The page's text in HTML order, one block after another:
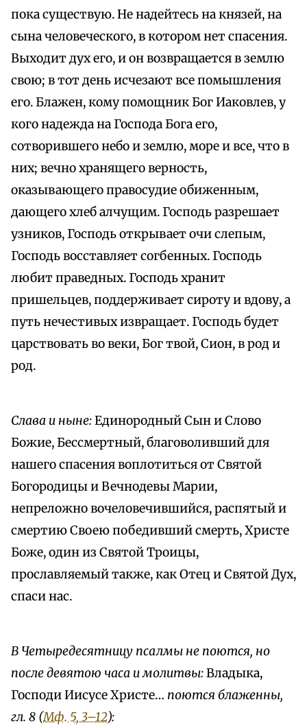
пока существую. Не надейтесь на князей, на
сына человеческого, в котором нет спасения.
Выходит дух его, и он возвращается в землю
свою; в тот день исчезают все помышления
его. Блажен, кому помощник Бог Иаковлев, у
кого надежда на Господа Бога его,
сотворившего небо и землю, море и все, что в
них; вечно хранящего верность,
оказывающего правосудие обиженным,
дающего хлеб алчущим. Господь разрешает
узников, Господь открывает очи слепым,
Господь восставляет согбенных. Господь
любит праведных. Господь хранит
пришельцев, поддерживает сироту и вдову, а
путь нечестивых извращает. Господь будет
царствовать во веки, Бог твой, Сион, в род и
род.
Слава и ныне:Единородный Сын и Слово
Божие, Бессмертный, благоволивший для
нашего спасения воплотиться от Святой
Богородицы и Вечнодевы Марии,
непреложно вочеловечившийся, распятый и
смертию Своею победивший смерть, Христе
Боже, один из Святой Троицы,
прославляемый также, как Отец и Святой Дух,
спаси нас.
В Четыредесятницу псалмы не поются, но
после девятою часа и молитвы:Владыка,
Господи Иисусе Христе… поются блаженны,
гл. 8 (Мф. 5, 3–12):